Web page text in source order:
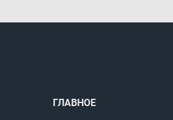
ГЛАВНОЕ